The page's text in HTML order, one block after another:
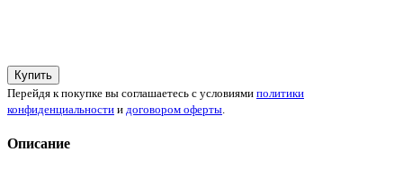
Купить
Перейдя к покупке вы соглашаетесь с условиями политики
конфиденциальности и договором оферты.
Описание